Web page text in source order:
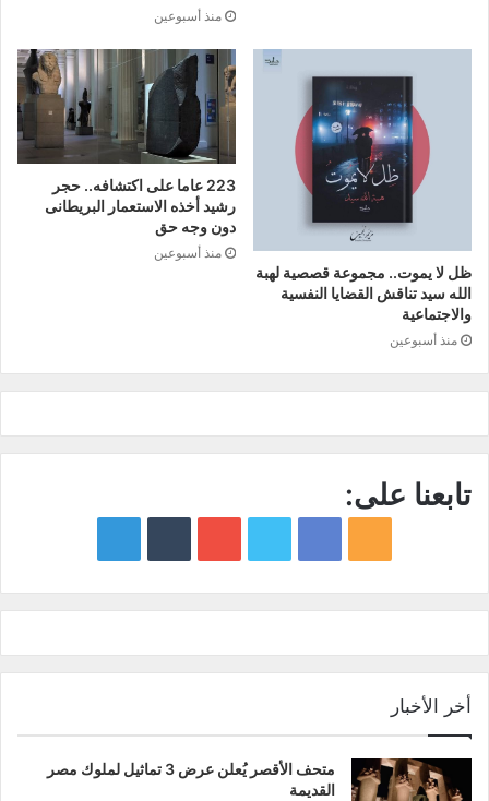
منذ أسبوعين
ظل لا يموت.. مجموعة قصصية لهبة
الله سيد تناقش القضايا النفسية
والاجتماعية
منذ أسبوعين
223 عاما على اكتشافه.. حجر
رشيد أخذه الاستعمار البريطانى
دون وجه حق
منذ أسبوعين
تابعنا على:
أخر الأخبار
متحف الأقصر يُعلن عرض 3 تماثيل لملوك مصر
القديمة